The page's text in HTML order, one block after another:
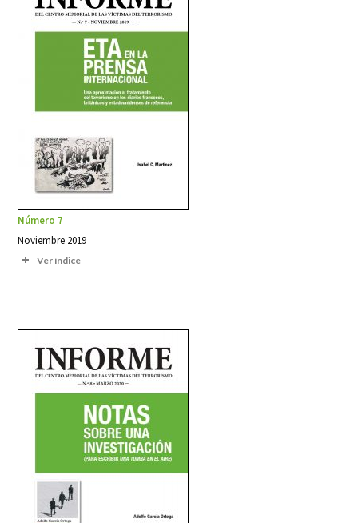
Número 7
Noviembre 2019
Ver índice